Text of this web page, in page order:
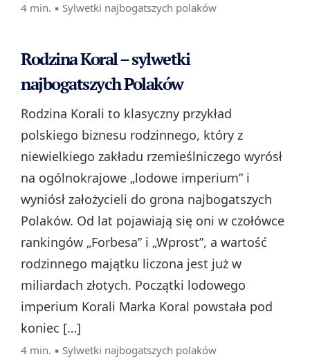
4 min. ▪ Sylwetki najbogatszych polaków
Rodzina Koral – sylwetki
najbogatszych Polaków
Rodzina Korali to klasyczny przykład
polskiego biznesu rodzinnego, który z
niewielkiego zakładu rzemieślniczego wyrósł
na ogólnokrajowe „lodowe imperium” i
wyniósł założycieli do grona najbogatszych
Polaków. Od lat pojawiają się oni w czołówce
rankingów „Forbesa” i „Wprost”, a wartość
rodzinnego majątku liczona jest już w
miliardach złotych. Początki lodowego
imperium Korali Marka Koral powstała pod
koniec […]
4 min. ▪ Sylwetki najbogatszych polaków